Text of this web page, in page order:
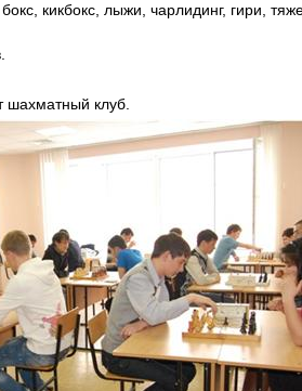
кикбокс, лыжи, чарлидинг, гири,
шахматный клуб.